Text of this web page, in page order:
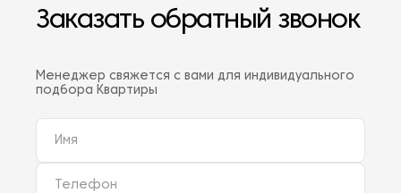
Заказать обратный звонок
Менеджер свяжется с вами для индивидуального
подбора Квартиры